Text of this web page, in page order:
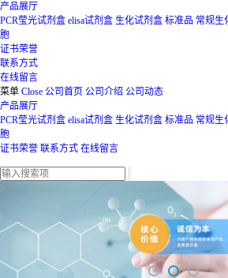
产品展厅
PCR莹光试剂盒 elisa试剂盒 生化试剂盒 标准品 常规生
胞
证书荣誉
联系方式
在线留言
菜单 Close 公司首页 公司介绍 公司动态
产品展厅
PCR莹光试剂盒 elisa试剂盒 生化试剂盒 标准品 常规生
胞
证书荣誉 联系方式 在线留言